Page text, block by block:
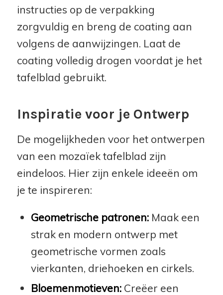
instructies op de verpakking
zorgvuldig en breng de coating aan
volgens de aanwijzingen. Laat de
coating volledig drogen voordat je het
tafelblad gebruikt.
Inspiratie voor je Ontwerp
De mogelijkheden voor het ontwerpen
van een mozaïek tafelblad zijn
eindeloos. Hier zijn enkele ideeën om
je te inspireren:
Geometrische patronen:Maak een
strak en modern ontwerp met
geometrische vormen zoals
vierkanten, driehoeken en cirkels.
Bloemenmotieven:Creëer een